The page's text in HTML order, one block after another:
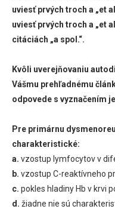
uviesť prvých troch a „et
uviesť prvých troch a „et
citáciách „a spol.“.
Kvôli uverejňovaniu
Vášmu prehľadnému
odpovede s vyznačením
Pre primárnu
charakteristické:
a. vzostup lymfocytov v
b. vzostup C-reaktívneho
c. pokles hladiny Hb v krvi
d. žiadne nie sú